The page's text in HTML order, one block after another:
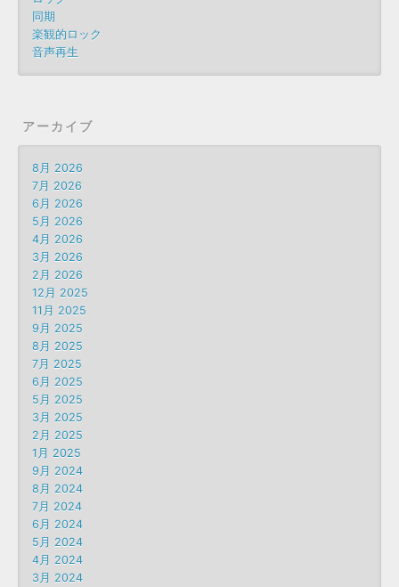
同期
楽観的ロック
音声再生
アーカイブ
8月 2026
7月 2026
6月 2026
5月 2026
4月 2026
3月 2026
2月 2026
12月 2025
11月 2025
9月 2025
8月 2025
7月 2025
6月 2025
5月 2025
3月 2025
2月 2025
1月 2025
9月 2024
8月 2024
7月 2024
6月 2024
5月 2024
4月 2024
3月 2024